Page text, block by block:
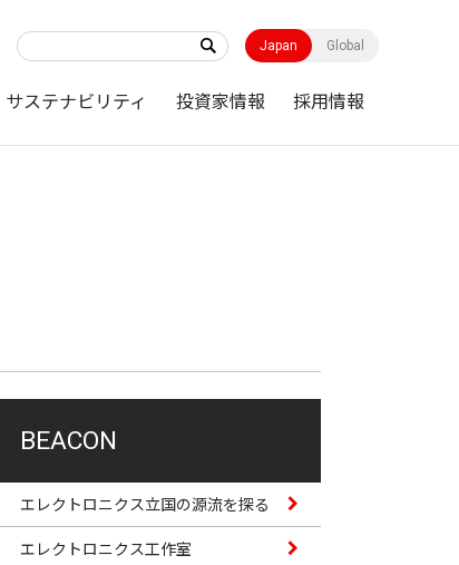
Japan Global
サステナビリティ 投資家情報 採用情報
BEACON
エレクトロニクス立国の源流を探る
エレクトロニクス工作室